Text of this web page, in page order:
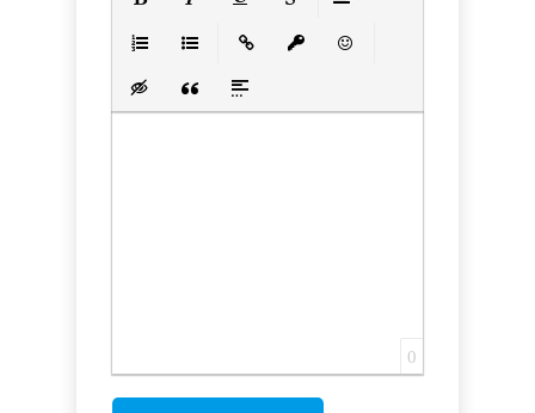
Вставка скрытого текста
Вставка цитаты
Вставка спойлера
0